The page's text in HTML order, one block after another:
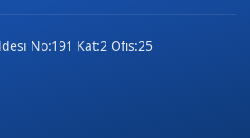
No:191 Kat:2 Ofis:25